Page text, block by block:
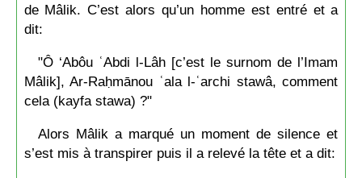
de Mâlik. C’est alors qu’un homme est entré et a
dit:
"Ô ‘Abôu ʿAbdi l-Lâh [c’est le surnom de l’Imam
Mâlik], Ar-Raḥmānou ʿala l-ʿarchi stawâ, comment
cela (kayfa stawa) ?"
Alors Mâlik a marqué un moment de silence et
s’est mis à transpirer puis il a relevé la tête et a dit: